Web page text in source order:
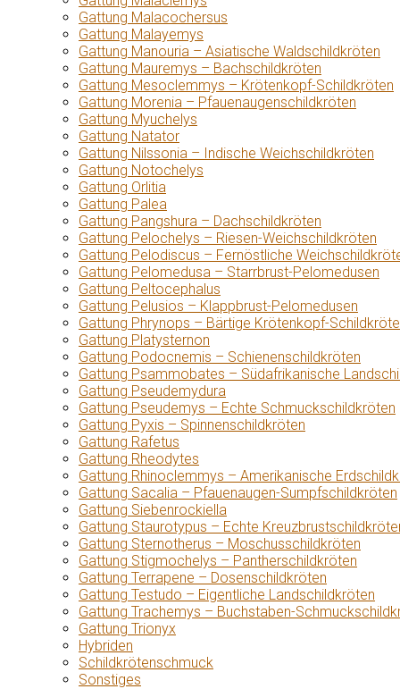
Gattung Malacochersus
Gattung Malayemys
Gattung Manouria – Asiatische Waldschildkröten
Gattung Mauremys – Bachschildkröten
Gattung Mesoclemmys – Krötenkopf-Schildkröten
Gattung Morenia – Pfauenaugenschildkröten
Gattung Myuchelys
Gattung Natator
Gattung Nilssonia – Indische Weichschildkröten
Gattung Notochelys
Gattung Orlitia
Gattung Palea
Gattung Pangshura – Dachschildkröten
Gattung Pelochelys – Riesen-Weichschildkröten
Gattung Pelodiscus – Fernöstliche
Gattung Pelomedusa – Starrbrust-Pelomedusen
Gattung Peltocephalus
Gattung Pelusios – Klappbrust-Pelomedusen
Gattung Phrynops – Bärtige Krötenkopf-
Gattung Platysternon
Gattung Podocnemis – Schienenschildkröten
Gattung Psammobates – Südafrikanische
Gattung Pseudemydura
Gattung Pseudemys – Echte Schmuckschildkröten
Gattung Pyxis – Spinnenschildkröten
Gattung Rafetus
Gattung Rheodytes
Gattung Rhinoclemmys – Amerikanische
Gattung Sacalia – Pfauenaugen-Sumpfschildkröten
Gattung Siebenrockiella
Gattung Staurotypus – Echte
Gattung Sternotherus – Moschusschildkröten
Gattung Stigmochelys – Pantherschildkröten
Gattung Terrapene – Dosenschildkröten
Gattung Testudo – Eigentliche Landschildkröten
Gattung Trachemys – Buchstaben-
Gattung Trionyx
Hybriden
Schildkrötenschmuck
Sonstiges